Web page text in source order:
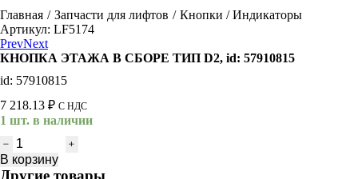
You are here:
Главная Запчасти для лифтов
Кнопки / Индикаторы
Артикул: LF5174
PrevNext
КНОПКА ЭТАЖА В СБОРЕ ТИП D2, id: 57910815
id: 57910815
7 218.13 ₽ С НДС
1 шт. в наличии
Количество
товара
КНОПКА
В корзину
Другие товары